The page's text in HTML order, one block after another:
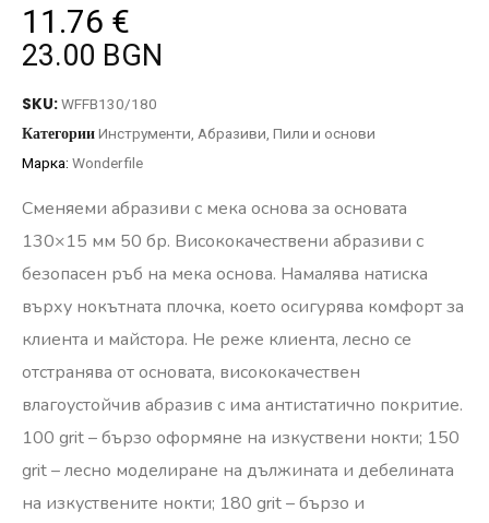
11.76 €
23.00 BGN
SKU:WFFB130/180
КатегорииИнструменти Абразиви Пили и основи
Марка: Wonderfile
Сменяеми абразиви с мека основа за основата
130×15 мм 50 бр. Висококачествени абразиви с
безопасен ръб на мека основа. Намалява натиска
върху нокътната плочка, което осигурява комфорт за
клиента и майстора. Не реже клиента, лесно се
отстранява от основата, висококачествен
влагоустойчив абразив с има антистатично покритие.
100 grit – бързо оформяне на изкуствени нокти; 150
grit – лесно моделиране на дължината и дебелината
на изкуствените нокти; 180 grit – бързо и